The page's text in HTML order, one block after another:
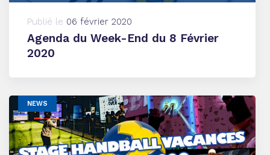
Publié le 06 février 2020
Agenda du Week-End du 8 Février
2020
NEWS